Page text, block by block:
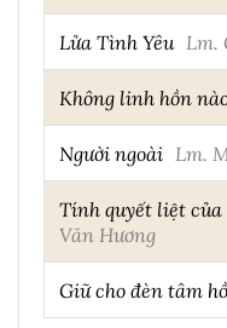
Lửa Tình Yêu Lm.
Không linh hồn
Người ngoài Lm.
Tính quyết liệt
Văn Hương
Giữ cho đèn tâm